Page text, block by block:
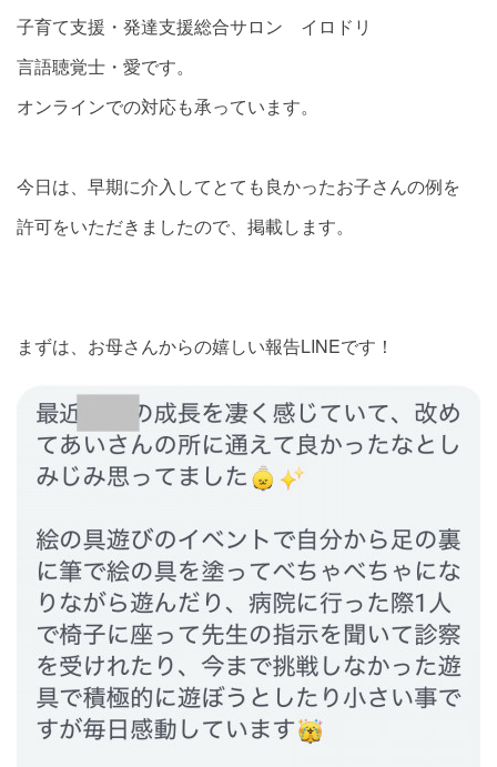
子育て支援・発達支援総合サロン イロドリ
言語聴覚士・愛です。
オンラインでの対応も承っています。
今日は、早期に介入してとても良かったお子さんの例を
許可をいただきましたので、掲載します。
まずは、お母さんからの嬉しい報告LINEです！